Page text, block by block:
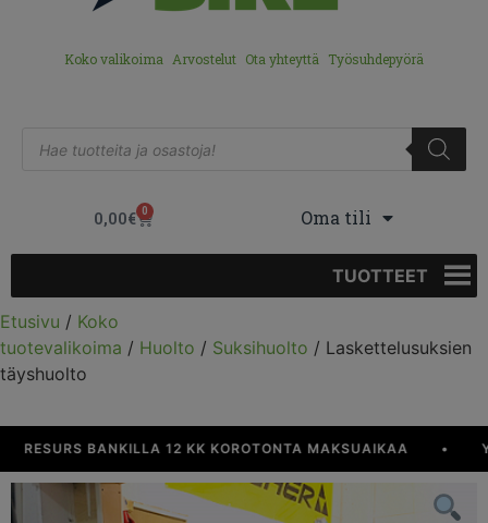
Koko valikoima Arvostelut Ota yhteyttä Työsuhdepyörä
0,00€ 0 Oma tili
TUOTTEET
Etusivu / Koko
tuotevalikoima / Huolto / Suksihuolto / Laskettelusuksien
täyshuolto
RESURS BANKILLA 12 KK KOROTONTA MAKSUAIKAA